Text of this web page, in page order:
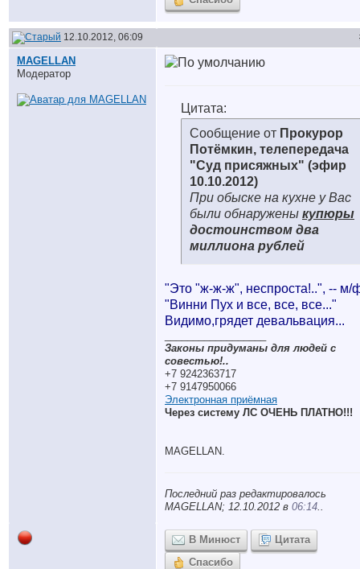
12.10.2012, 06:09
MAGELLAN
Модератор
Цитата:
Сообщение от Прокурор
Потёмкин, телепередача
"Суд присяжных" (эфир
10.10.2012)
При обыске на кухне у Вас
были обнаружены купюры
достоинством два
миллиона рублей
"Это "ж-ж-ж", неспроста!..", -- м/
"Винни Пух и все, все, все..."
Видимо,грядет девальвация...
Законы придуманы для людей с
совестью!..
+7 9242363717
+7 9147950066
Электронная приёмная
Через систему ЛС ОЧЕНЬ ПЛАТНО!!!
MAGELLAN.
Последний раз редактировалось
MAGELLAN; 12.10.2012 в 06:14..
В Минюст
Цитата
Спасибо